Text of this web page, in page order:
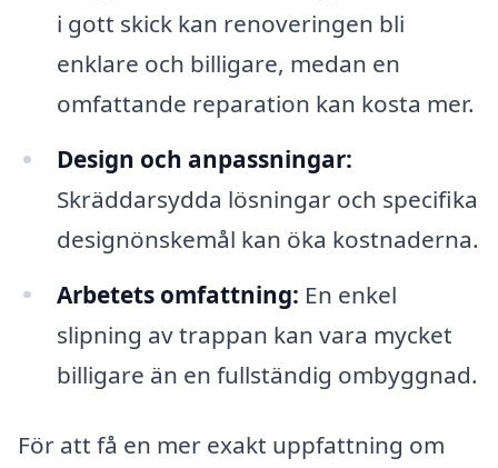
i gott skick kan renoveringen bli
enklare och billigare, medan en
omfattande reparation kan kosta mer.
Design och anpassningar:
Skräddarsydda lösningar och specifika
designönskemål kan öka kostnaderna.
Arbetets omfattning: En enkel
slipning av trappan kan vara mycket
billigare än en fullständig ombyggnad.
För att få en mer exakt uppfattning om